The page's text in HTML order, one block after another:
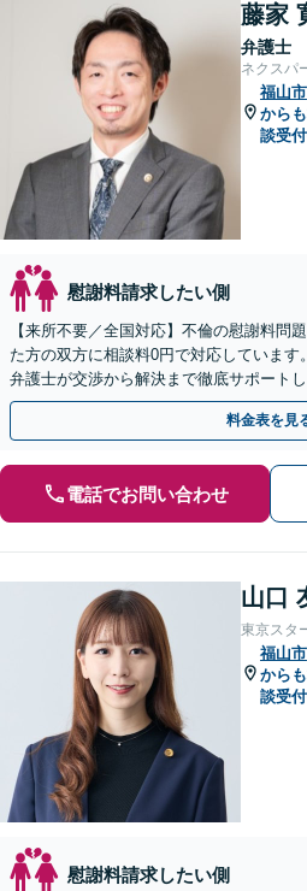
藤家
弁護士
ネクスパ
福山市
から
談受
慰謝料請求したい側
【来所不要／全国対応】不倫の慰謝料問
た方の双方に相談料0円で対応しています
弁護士が交渉から解決まで徹底サポート
手金の返還保証もありますので安心して
料金表を見
電話でお問い合わせ
山口
東京スタ
福山市
から
談受
慰謝料請求したい側